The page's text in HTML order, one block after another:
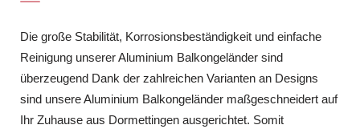
Die große Stabilität, Korrosionsbeständigkeit und einfache
Reinigung unserer Aluminium Balkongeländer sind
überzeugend Dank der zahlreichen Varianten an Designs
sind unsere Aluminium Balkongeländer maßgeschneidert auf
Ihr Zuhause aus Dormettingen ausgerichtet. Somit